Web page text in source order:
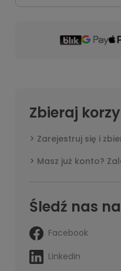
Zbieraj
Zarejestruj się i
Masz już konto?
Śledź nas
Facebook
Linkedin